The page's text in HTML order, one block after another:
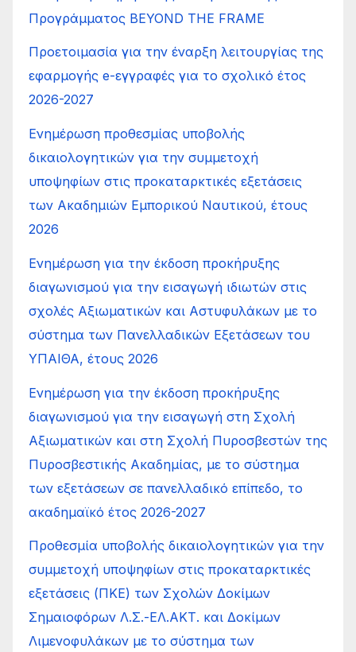
Προγράμματος BEYOND THE FRAME
Προετοιμασία για την έναρξη λειτουργίας της
εφαρμογής e-εγγραφές για το σχολικό έτος
2026-2027
Ενημέρωση προθεσμίας υποβολής
δικαιολογητικών για την συμμετοχή
υποψηφίων στις προκαταρκτικές εξετάσεις
των Ακαδημιών Εμπορικού Ναυτικού, έτους
2026
Ενημέρωση για την έκδοση προκήρυξης
διαγωνισμού για την εισαγωγή ιδιωτών στις
σχολές Αξιωματικών και Αστυφυλάκων με το
σύστημα των Πανελλαδικών Εξετάσεων του
ΥΠΑΙΘΑ, έτους 2026
Ενημέρωση για την έκδοση προκήρυξης
διαγωνισμού για την εισαγωγή στη Σχολή
Αξιωματικών και στη Σχολή Πυροσβεστών της
Πυροσβεστικής Ακαδημίας, με το σύστημα
των εξετάσεων σε πανελλαδικό επίπεδο, το
ακαδημαϊκό έτος 2026-2027
Προθεσμία υποβολής δικαιολογητικών για την
συμμετοχή υποψηφίων στις προκαταρκτικές
εξετάσεις (ΠΚΕ) των Σχολών Δοκίμων
Σημαιοφόρων Λ.Σ.-ΕΛ.ΑΚΤ. και Δοκίμων
Λιμενοφυλάκων με το σύστημα των